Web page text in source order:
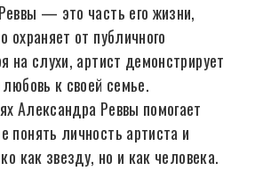
— это часть его жизни,
охраняет от публичного
на слухи, артист демонстрирует
к своей семье.
Александра Реввы помогает
понять личность артиста и
как звезду, но и как человека.